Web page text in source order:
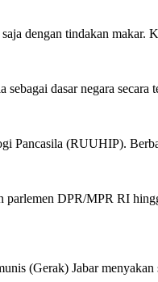
dengan tindakan makar.
dasar negara secara
Pancasila (RUUHIP).
DPR/MPR RI
(Gerak) Jabar menyakan